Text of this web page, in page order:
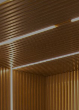
E